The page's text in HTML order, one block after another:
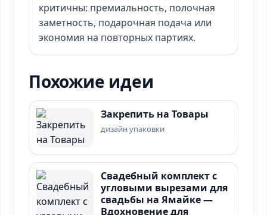
критичны: премиальность, полочная
заметность, подарочная подача или
экономия на повторных партиях.
Похожие идеи
Закрепить на Товары
дизайн упаковки
Свадебный комплект с
угловыми вырезами для
свадьбы на Ямайке —
Вдохновение для